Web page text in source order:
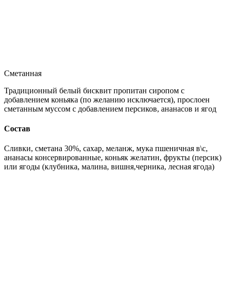
Сметанная
Традиционный белый бисквит пропитан сиропом с
добавлением коньяка (по желанию исключается), прослоен
сметанным муссом с добавлением персиков, ананасов и ягод
Состав
Сливки, сметана 30%, сахар, меланж, мука пшеничная в\с,
ананасы консервированные, коньяк желатин, фрукты (персик)
или ягоды (клубника, малина, вишня,черника, лесная ягода)